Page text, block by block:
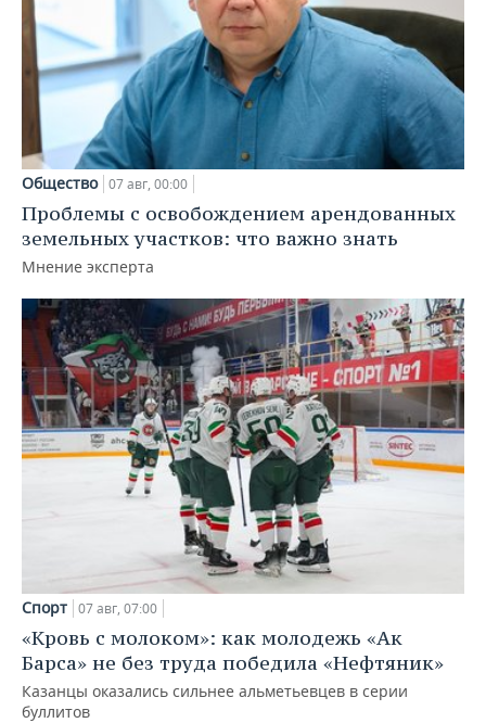
Общество 07 авг, 00:00
Проблемы с освобождением арендованных
земельных участков: что важно знать
Мнение эксперта
Спорт 07 авг, 07:00
«Кровь с молоком»: как молодежь «Ак
Барса» не без труда победила «Нефтяник»
Казанцы оказались сильнее альметьевцев в серии
буллитов